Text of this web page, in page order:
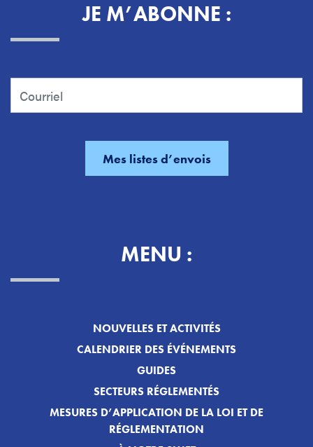
JE M’ABONNE :
MENU :
NOUVELLES ET ACTIVITÉS
CALENDRIER DES ÉVÉNEMENTS
GUIDES
SECTEURS RÉGLEMENTÉS
MESURES D’APPLICATION DE LA LOI ET DE
RÉGLEMENTATION